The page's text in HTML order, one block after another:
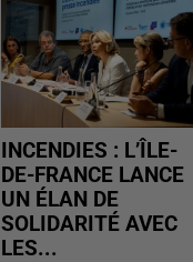
INCENDIES : L’ÎLE-
DE-FRANCE LANCE
UN ÉLAN DE
SOLIDARITÉ AVEC
LES...